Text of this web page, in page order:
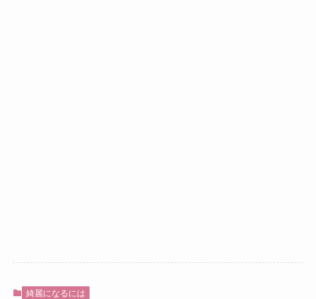
綺麗になるには